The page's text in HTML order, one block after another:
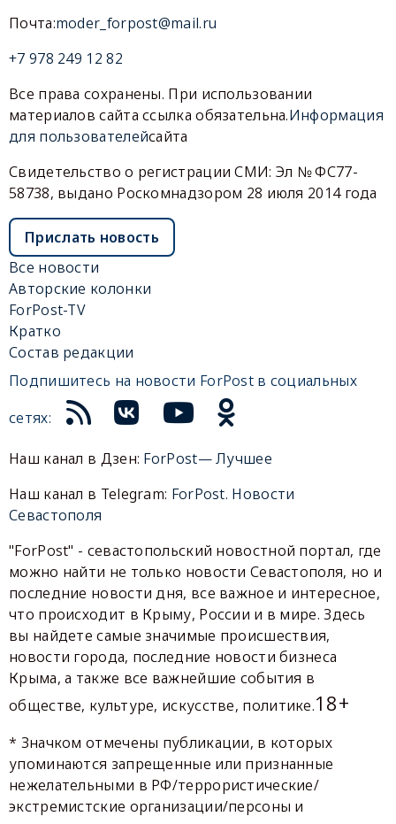
Почта:moder_forpost@mail.ru
+7 978 249 12 82
Все права сохранены. При использовании
материалов сайта ссылка обязательна.Информация
для пользователейсайта
Свидетельство о регистрации СМИ: Эл № ФС77-
58738, выдано Роскомнадзором 28 июля 2014 года
Прислать новость
Все новости
Авторские колонки
ForPost-TV
Кратко
Состав редакции
Подпишитесь на новости ForPost в социальных
сетях:
Наш канал в Дзен: ForPost— Лучшее
Наш канал в Telegram: ForPost. Новости
Севастополя
"ForPost" - севастопольский новостной портал, где
можно найти не только новости Севастополя, но и
последние новости дня, все важное и интересное,
что происходит в Крыму, России и в мире. Здесь
вы найдете самые значимые происшествия,
новости города, последние новости бизнеса
Крыма, а также все важнейшие события в
обществе, культуре, искусстве, политике.18+
* Значком отмечены публикации, в которых
упоминаются запрещенные или признанные
нежелательными в РФ/террористические/
экстремистские организации/персоны и